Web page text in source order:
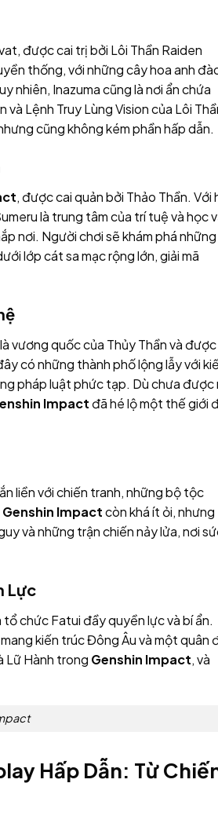
được cai trị bởi Lôi Thần Raiden
thống, với những cây hoa anh
nhiên, Inazuma cũng là nơi ẩn chứa
Lệnh Truy Lùng Vision của Lôi
cũng không kém phần hấp dẫn.
, được cai quản bởi Thảo Thần. Với
là trung tâm của trí tuệ và học
nơi. Người chơi sẽ khám phá
lớp cát sa mạc rộng lớn, giải mã
vương quốc của Thủy Thần và được
có những thành phố lộng lẫy với
pháp luật phức tạp. Dù chưa được
Impact đã hé lộ một thế giới
liền với chiến tranh, những bộ tộc
Genshin Impactcòn khá ít ỏi, nhưng
và những trận chiến nảy lửa, nơi
Lực
chức Fatui đầy quyền lực và bí ẩn.
kiến trúc Đông Âu và một quân
Lữ Hành trong Genshin Impact, và
Hấp Dẫn: Từ